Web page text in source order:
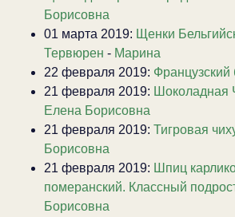
Борисовна
01 марта 2019: Щенки
Тервюрен - Марина
22 февраля 2019: Французский
21 февраля 2019: Шоколадная
Елена Борисовна
21 февраля 2019: Тигровая
Борисовна
21 февраля 2019: Шпиц
померанский. Классный
Борисовна